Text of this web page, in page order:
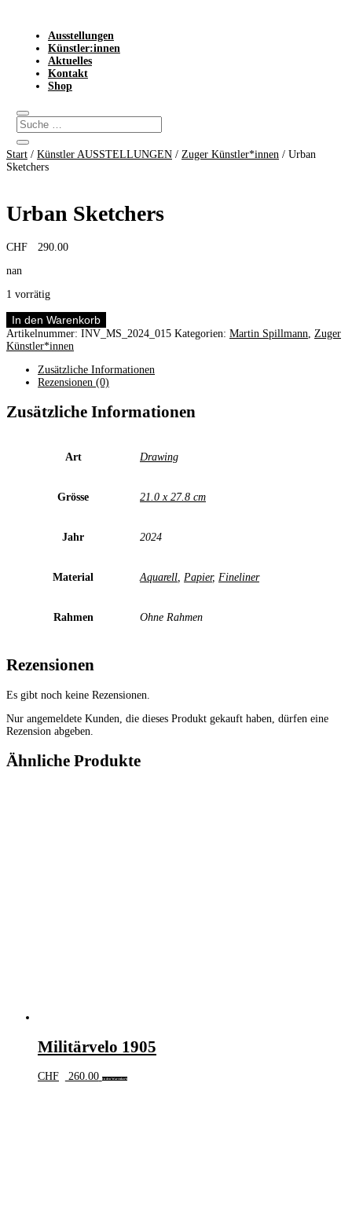
Ausstellungen
Künstler:innen
Aktuelles
Kontakt
Shop
Start / Künstler AUSSTELLUNGEN / Zuger Künstler*innen / Urban
Sketchers
Urban Sketchers
CHF
290.00
nan
1 vorrätig
Urban
Sketchers
Menge
In den Warenkorb
Artikelnummer: INV_MS_2024_015 Kategorien: Martin Spillmann
Zuger
Künstler*innen
Zusätzliche Informationen
Rezensionen (0)
Zusätzliche Informationen
Art Drawing
Grösse 21.0 x 27.8 cm
Jahr 2024
Material Aquarell Papier, Fineliner
Rahmen Ohne Rahmen
Rezensionen
Es gibt noch keine Rezensionen.
Nur angemeldete Kunden, die dieses Produkt gekauft haben, dürfen eine
Rezension abgeben.
Ähnliche Produkte
Militärvelo 1905
CHF 260.00 In den Warenkorb